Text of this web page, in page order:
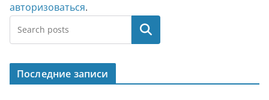
авторизоваться.
Поиск
Последние записи